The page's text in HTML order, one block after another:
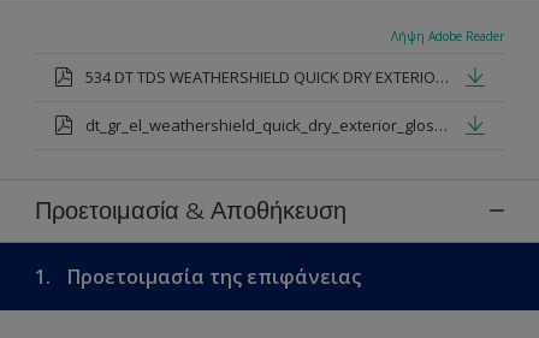
Λήψη Adobe Reader
534 DT TDS WEATHERSHIELD QUICK DRY EXTERIOR GLOSS.pdf
dt_gr_el_weathershield_quick_dry_exterior_gloss.pdf
Προετοιμασία & Αποθήκευση
1. Προετοιμασία της επιφάνειας